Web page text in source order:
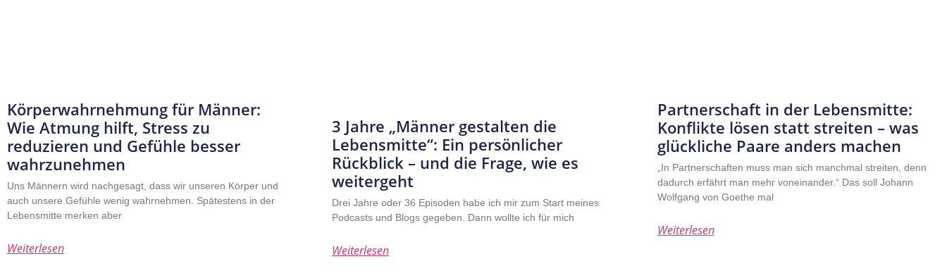
Körperwahrnehmung für Männer:
Wie Atmung hilft, Stress zu
reduzieren und Gefühle besser
wahrzunehmen
Uns Männern wird nachgesagt, dass wir unseren Körper und
auch unsere Gefühle wenig wahrnehmen. Spätestens in der
Lebensmitte merken aber
Weiterlesen
3 Jahre „Männer gestalten die
Lebensmitte“: Ein persönlicher
Rückblick – und die Frage, wie es
weitergeht
Drei Jahre oder 36 Episoden habe ich mir zum Start meines
Podcasts und Blogs gegeben. Dann wollte ich für mich
Weiterlesen
Partnerschaft in der Lebensmitte:
Konflikte lösen statt streiten – was
glückliche Paare anders machen
„In Partnerschaften muss man sich manchmal streiten, denn
dadurch erfährt man mehr voneinander.“ Das soll Johann
Wolfgang von Goethe mal
Weiterlesen